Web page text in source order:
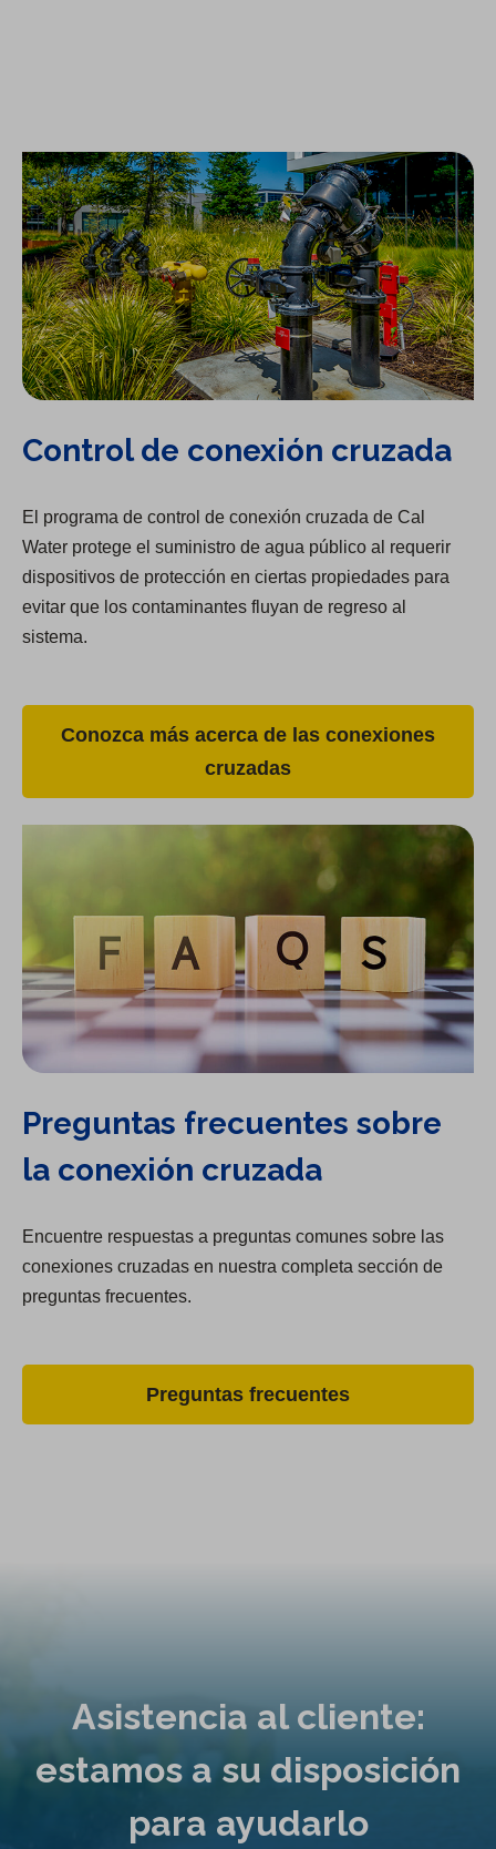
Control de conexión cruzada
El programa de control de conexión cruzada de Cal
Water protege el suministro de agua público al requerir
dispositivos de protección en ciertas propiedades para
evitar que los contaminantes fluyan de regreso al
sistema.
Conozca más acerca de las conexiones
cruzadas
Preguntas frecuentes sobre
la conexión cruzada
Encuentre respuestas a preguntas comunes sobre las
conexiones cruzadas en nuestra completa sección de
preguntas frecuentes.
Preguntas frecuentes
Asistencia al cliente:
estamos a su disposición
para ayudarlo